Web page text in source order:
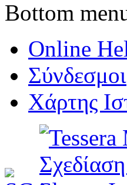
Bottom
Online
Σύνδεσμοι
Χάρτης